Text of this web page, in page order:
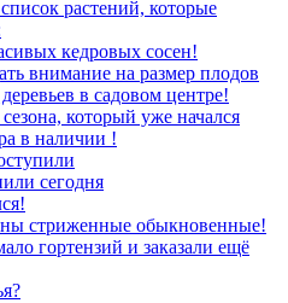
растений, которые
кедровых сосен!
внимание на размер плодов
в садовом центре!
который уже начался
в наличии !
сегодня
стриженные обыкновенные!
гортензий и заказали ещё